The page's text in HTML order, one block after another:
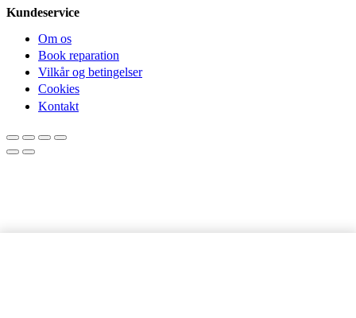
Kundeservice
Om os
Book reparation
Vilkår og betingelser
Cookies
Kontakt